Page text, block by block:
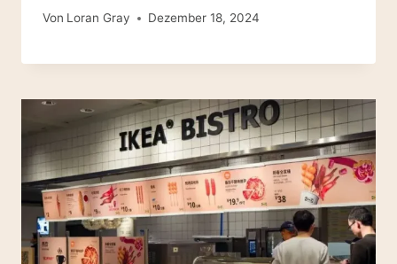
Von Loran Gray Dezember 18, 2024